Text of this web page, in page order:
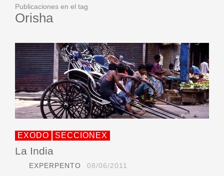
Publicaciones en el tag
Orisha
EXODO SECCIONEX
La India
EXPERPENTO 08/06/2011